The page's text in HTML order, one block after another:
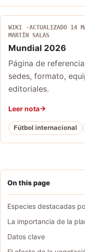
On this page
Especies destacadas
La importancia de la
Datos clave
WIKI ACTUALIZADO 14
MARTÍN SALAS
Mundial 2026
Página de
sedes, formato,
editoriales.
Leer nota
Fútbol internacional